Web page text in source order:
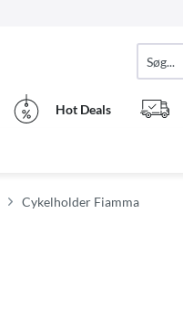
Hot Deals
Cykelholder Fiamma